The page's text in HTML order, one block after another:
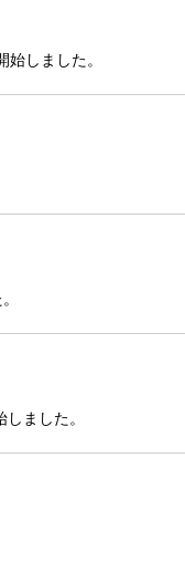
始しました。
ました。